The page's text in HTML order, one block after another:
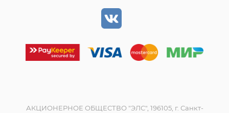
АКЦИОНЕРНОЕ ОБЩЕСТВО "ЭЛС", 196105, г. Санкт-